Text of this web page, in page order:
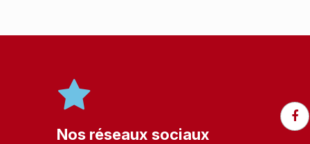
Nos réseaux sociaux